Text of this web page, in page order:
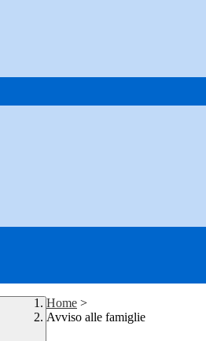
Home >
Avviso alle famiglie